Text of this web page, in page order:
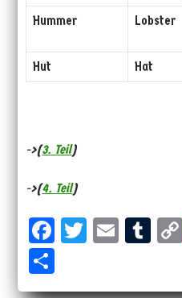
Hummer Lobster
Hut
Hat
->(3. Teil)
->(4. Teil)
Fa T
E
Tu
ar